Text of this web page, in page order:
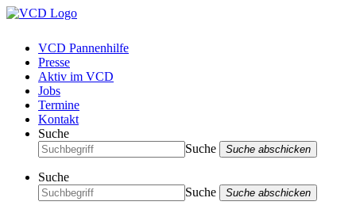
VCD Pannenhilfe
Presse
Aktiv im VCD
Jobs
Termine
Kontakt
Suche
Suche
Suche abschicken
Suche
Suche
Suche abschicken